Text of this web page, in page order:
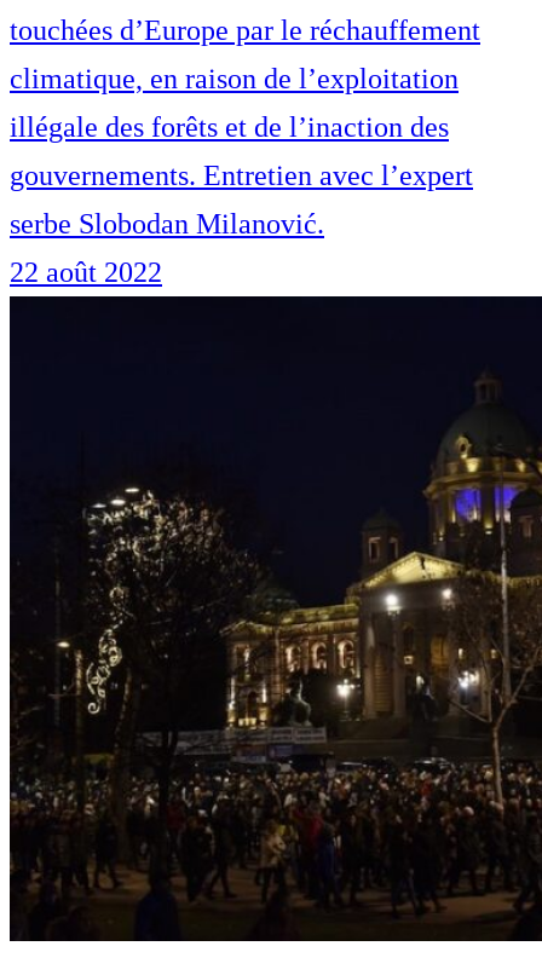
touchées d’Europe par le réchauffement
climatique, en raison de l’exploitation
illégale des forêts et de l’inaction des
gouvernements. Entretien avec l’expert
serbe Slobodan Milanović.
22 août 2022